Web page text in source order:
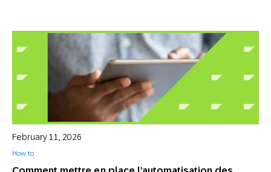
February 11, 2026
How to